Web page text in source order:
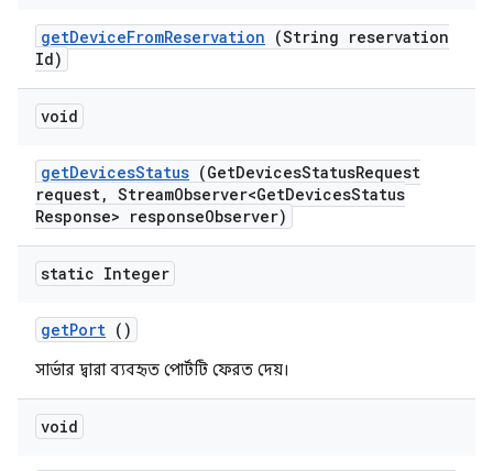
getDeviceFromReservation (String reservation
Id)
void
getDevicesStatus (GetDevicesStatusRequest
request, StreamObserver<GetDevicesStatus
Response> responseObserver)
static Integer
getPort ()
সার্ভার দ্বারা ব্যবহৃত পোর্টটি ফেরত দেয়।
void